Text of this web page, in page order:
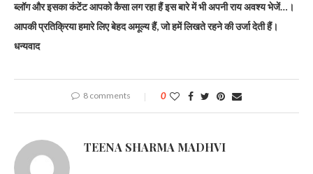
ब्लॉग और इसका कंटेंट आपको कैसा लग रहा हैं इस बारे में भी अपनी राय अवश्य भेजें…।
आपकी प्रतिक्रिया हमारे लिए बेहद अमूल्य हैं, जो हमें लिखते रहने की उर्जा देती हैं।
धन्यवाद
8 comments 0
TEENA SHARMA MADHVI